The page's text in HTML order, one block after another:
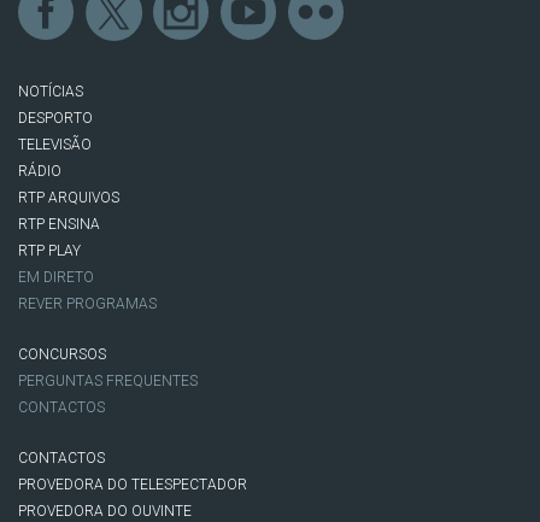
NOTÍCIAS
DESPORTO
TELEVISÃO
RÁDIO
RTP ARQUIVOS
RTP ENSINA
RTP PLAY
EM DIRETO
REVER PROGRAMAS
CONCURSOS
PERGUNTAS FREQUENTES
CONTACTOS
CONTACTOS
PROVEDORA DO TELESPECTADOR
PROVEDORA DO OUVINTE